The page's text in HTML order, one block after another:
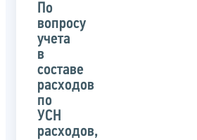
указанного
По
вопросу
учета
в
составе
расходов
по
УСН
расходов,